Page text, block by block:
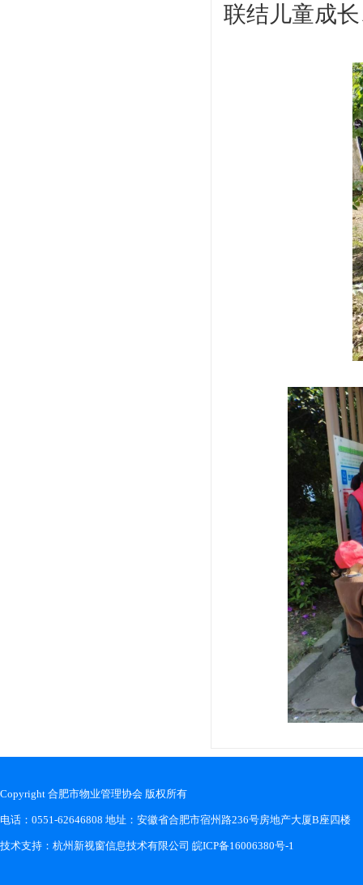
联结儿童成
Copyright 合肥市物业管理协会 版权所有
电话：0551-62646808 地址：安徽省合肥市宿州路236号房地产大厦B座四楼
技术支持： 杭州新视窗信息技术有限公司 皖ICP备16006380号-1